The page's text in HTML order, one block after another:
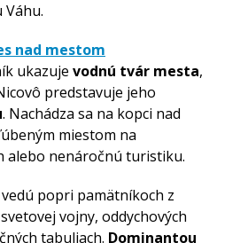
nad mestom
ukazuje vodnú tvár mesta,
predstavuje jeho
. Nachádza sa na kopci nad
miestom na
alebo nenáročnú turistiku.
popri pamätníkoch z
vojny, oddychových
tabuliach. Dominantou